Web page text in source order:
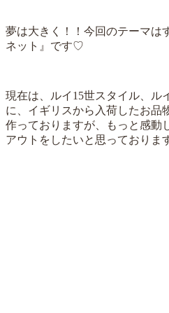
夢は大きく！！今回のテーマは
ネット』です♡
現在は、ルイ15世スタイル、ル
に、イギリスから入荷したお品
作っておりますが、もっと感動
アウトをしたいと思っておりま